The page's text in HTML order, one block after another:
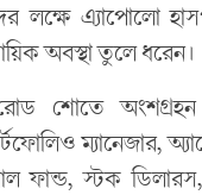
লক্ষে এ্যাপোলো
অবস্থা তুলে ধরেন।
শোতে অংশগ্রহন
ম্যানেজার,
ফান্ড, স্টক